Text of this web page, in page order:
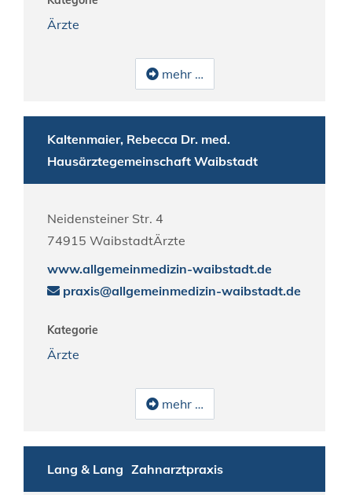
Ärzte
mehr …
Kaltenmaier, Rebecca Dr. med.
Hausärztegemeinschaft Waibstadt
Neidensteiner Str. 4
74915 WaibstadtÄrzte
www.allgemeinmedizin-waibstadt.de
praxis@allgemeinmedizin-waibstadt.de
Kategorie
Ärzte
mehr …
Lang & Lang Zahnarztpraxis